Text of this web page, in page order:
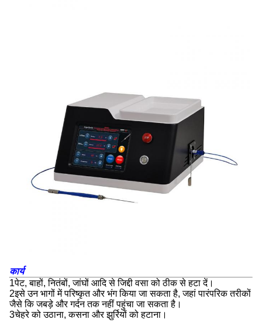
कार्य
1पेट, बाहों, नितंबों, जांघों आदि से जिद्दी वसा को ठीक से हटा दें।
2इसे उन भागों में परिष्कृत और भंग किया जा सकता है, जहां पारंपरिक तरीकों
जैसे कि जबड़े और गर्दन तक नहीं पहुंचा जा सकता है।
3चेहरे को उठाना, कसना और झुर्रियों को हटाना।